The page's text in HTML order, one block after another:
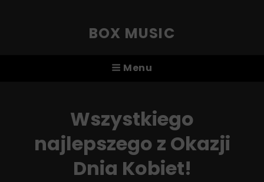
BOX MUSIC
Menu
Wszystkiego
najlepszego z Okazji
Dnia Kobiet!